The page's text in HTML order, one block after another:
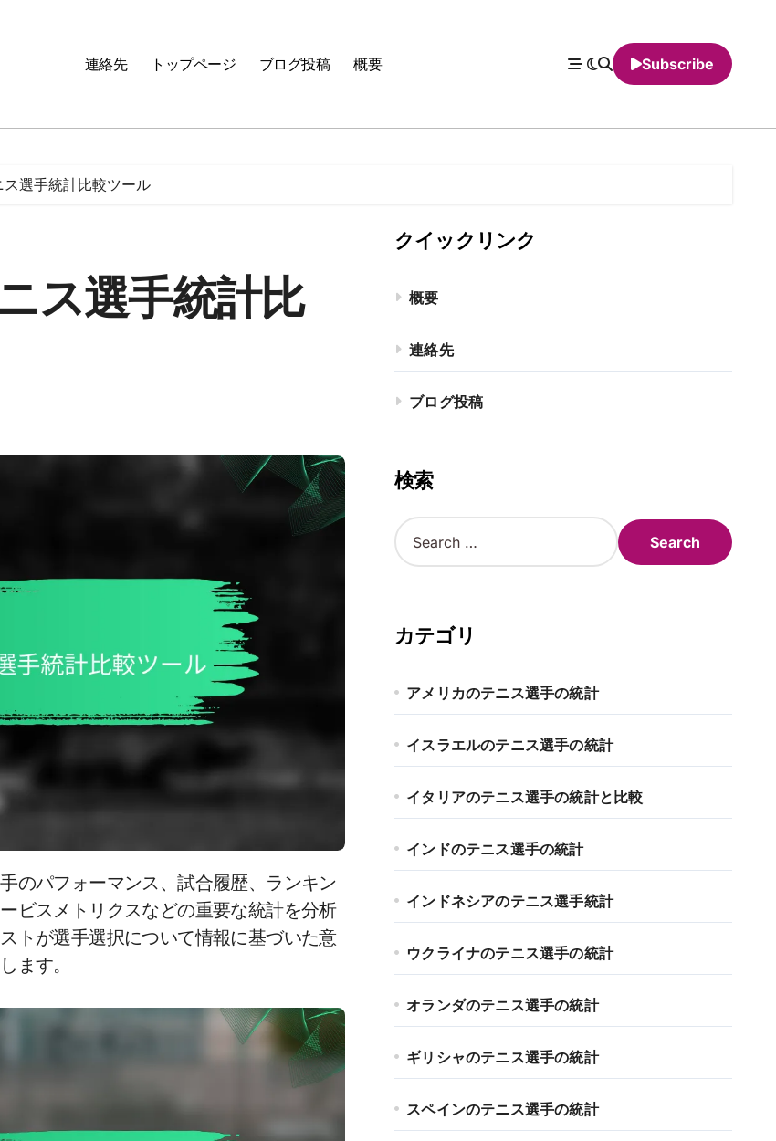
連絡先 トップページ ブログ投稿 概要 Subscribe
選手統計比較ツール
ス選手統計比
ビスメトリクスなどの重要な統計を分析
トが選手選択について情報に基づいた意
ます。
クイックリンク
概要
連絡先
ブログ投稿
検索
S
e
f
r
カテゴリ
アメリカのテニス選手の統計
イスラエルのテニス選手の統計
イタリアのテニス選手の統計と比較
インドのテニス選手の統計
インドネシアのテニス選手統計
ウクライナのテニス選手の統計
オランダのテニス選手の統計
ギリシャのテニス選手の統計
スペインのテニス選手の統計